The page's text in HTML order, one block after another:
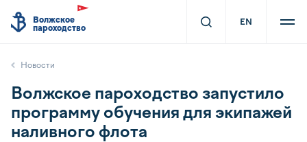
Волжское
пароходство
EN
Новости
Волжское пароходство запустило
программу обучения для экипажей
наливного флота